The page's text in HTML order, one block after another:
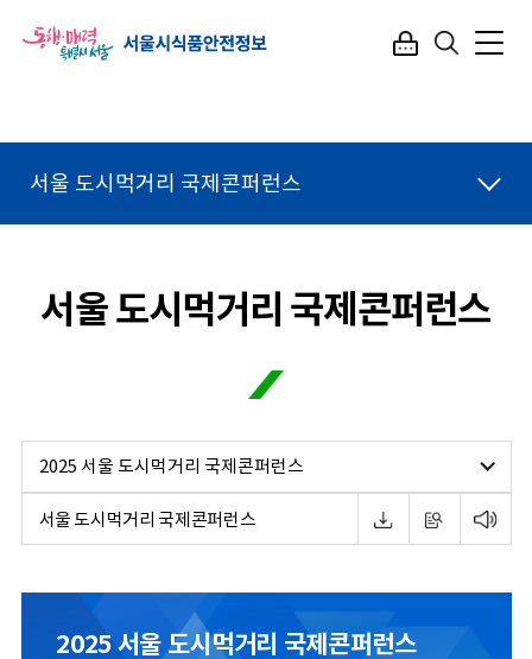
서울 도시먹거리 국제콘퍼런스
서울 도시먹거리 국제콘퍼런스
2025 서울 도시먹거리 국제콘퍼런스
서울 도시먹거리 국제콘퍼런스
2025 서울 도시먹거리 국제콘퍼런스